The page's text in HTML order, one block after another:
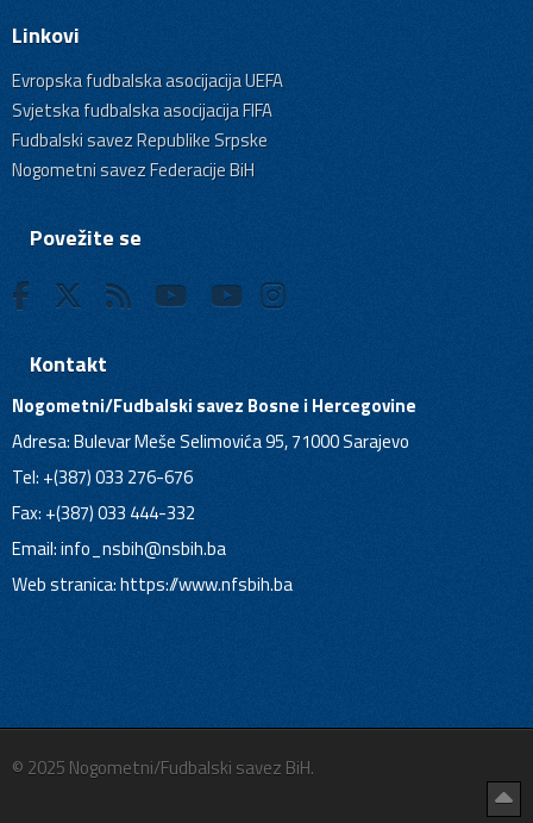
Linkovi
Evropska fudbalska asocijacija UEFA
Svjetska fudbalska asocijacija FIFA
Fudbalski savez Republike Srpske
Nogometni savez Federacije BiH
Povežite se
Kontakt
Nogometni/Fudbalski savez Bosne i Hercegovine
Adresa: Bulevar Meše Selimovića 95, 71000 Sarajevo
Tel: +(387) 033 276-676
Fax: +(387) 033 444-332
Email:info_nsbih@nsbih.ba
Web stranica: https://www.nfsbih.ba
© 2025 Nogometni/Fudbalski savez BiH.